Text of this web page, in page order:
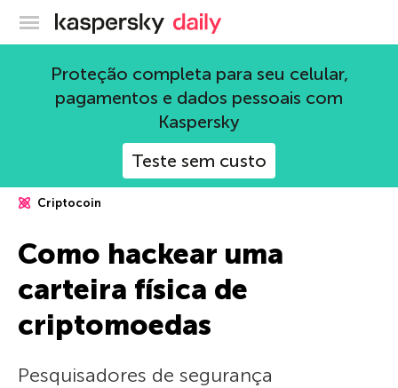
Blog oficial da Kaspersky
Proteção completa para seu celular,
pagamentos e dados pessoais com
Kaspersky
Teste sem custo
Criptocoin
Como hackear uma
carteira física de
criptomoedas
Pesquisadores de segurança